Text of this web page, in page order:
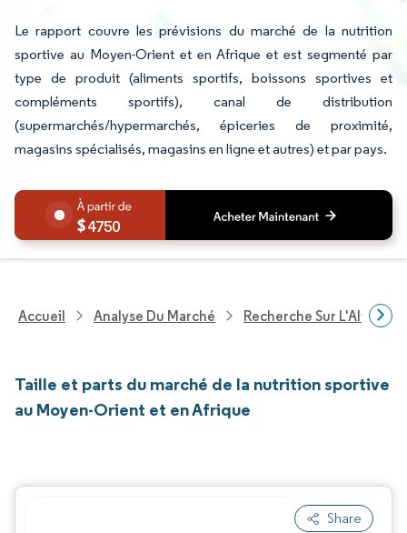
Le rapport couvre les prévisions du marché de la nutrition
sportive au Moyen-Orient et en Afrique et est segmenté par
type de produit (aliments sportifs, boissons sportives et
compléments sportifs), canal de distribution
(supermarchés/hypermarchés, épiceries de proximité,
magasins spécialisés, magasins en ligne et autres) et par pays.
4750
Accueil Analyse Du Marché Recherche Sur
Taille et parts du marché de la nutrition sportive
au Moyen-Orient et en Afrique
Share